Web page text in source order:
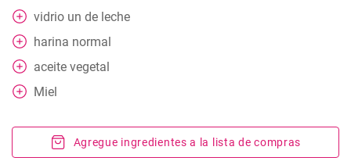
vidrio un de leche
harina normal
aceite vegetal
Miel
Agregue ingredientes a la lista de compras